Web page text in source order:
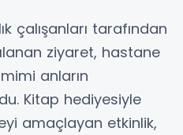
çalışanları tarafından
ziyaret, hastane
anların
Kitap hediyesiyle
amaçlayan etkinlik,